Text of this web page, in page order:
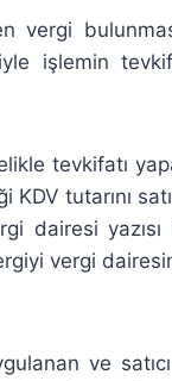
işlemin
tevkifatı
KDV tutarını
dairesi
vergi
ve